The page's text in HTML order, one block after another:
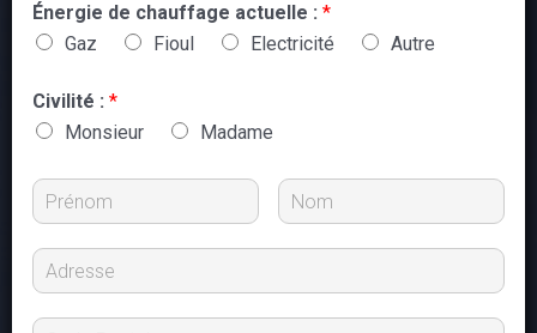
Énergie de chauffage actuelle : *
Gaz
Fioul Electricité Autre
Civilité : *
Monsieur
Madame